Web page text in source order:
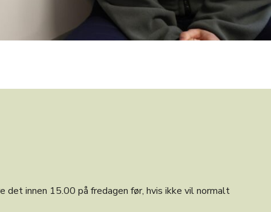
det innen 15.00 på fredagen før, hvis ikke vil normalt